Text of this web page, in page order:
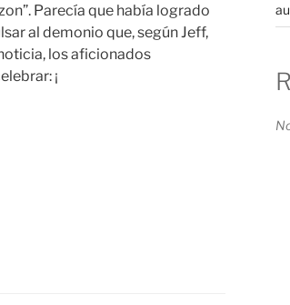
Parecía que había logrado
al demonio que, según Jeff,
los aficionados
¡